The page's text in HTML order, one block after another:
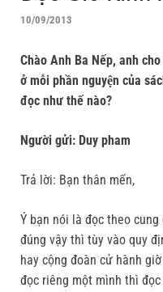
10/09/2013
Chào Anh Ba Nếp, anh
ở mỗi phần nguyện của
đọc như thế nào?
Người gửi: Duy pham
Trả lời: Bạn thân mến,
Ý bạn nói là đọc theo
đúng vậy thì tùy vào quy
hay cộng đoàn cử hành
đọc riêng một mình thì